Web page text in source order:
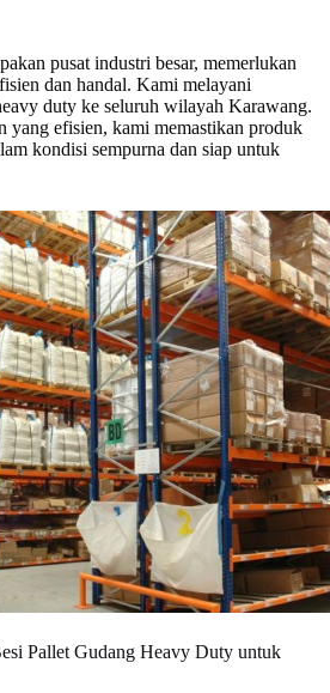
pusat industri besar, memerlukan
dan handal. Kami melayani
duty ke seluruh wilayah Karawang.
yang efisien, kami memastikan produk
kondisi sempurna dan siap untuk
Pallet Gudang Heavy Duty untuk